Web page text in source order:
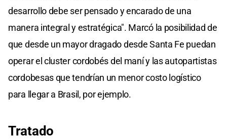
desarrollo debe ser pensado y encarado de una
manera integral y estratégica". Marcó la posibilidad de
que desde un mayor dragado desde Santa Fe puedan
operar el cluster cordobés del maní y las autopartistas
cordobesas que tendrían un menor costo logístico
para llegar a Brasil, por ejemplo.
Tratado